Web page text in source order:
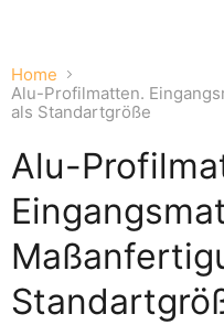
Home
Alu-Profilmatten.
als Standartgröße
Alu-